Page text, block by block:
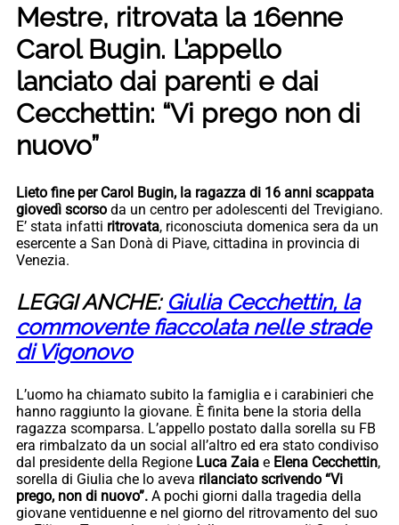
Mestre, ritrovata la 16enne
Carol Bugin. L’appello
lanciato dai parenti e dai
Cecchettin: “Vi prego non di
nuovo”
Lieto fine per Carol Bugin, la ragazza di 16 anni scappata
giovedì scorso da un centro per adolescenti del Trevigiano.
E’ stata infatti ritrovata, riconosciuta domenica sera da un
esercente a San Donà di Piave, cittadina in provincia di
Venezia.
LEGGI ANCHE: Giulia Cecchettin, la
commovente fiaccolata nelle strade
di Vigonovo
L’uomo ha chiamato subito la famiglia e i carabinieri che
hanno raggiunto la giovane. È finita bene la storia della
ragazza scomparsa. L’appello postato dalla sorella su FB
era rimbalzato da un social all’altro ed era stato condiviso
dal presidente della Regione Luca Zaia e Elena Cecchettin,
sorella di Giulia che lo aveva rilanciato scrivendo “Vi
prego, non di nuovo”. A pochi giorni dalla tragedia della
giovane ventiduenne e nel giorno del ritrovamento del suo